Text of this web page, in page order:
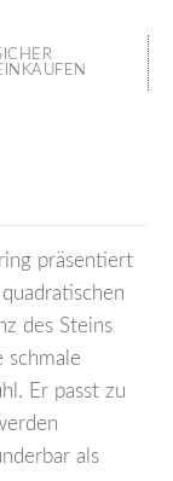
präsentiert
des Steins
schmale
Er passt zu
als